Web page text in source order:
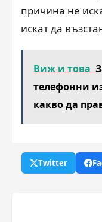
причина не
искат да
Виж и това
телефонни
какво да
Twitter